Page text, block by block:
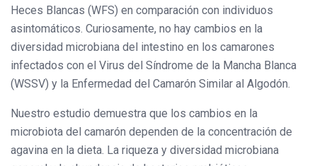
Heces Blancas (WFS) en comparación con individuos
asintomáticos. Curiosamente, no hay cambios en la
diversidad microbiana del intestino en los camarones
infectados con el Virus del Síndrome de la Mancha Blanca
(WSSV) y la Enfermedad del Camarón Similar al Algodón.
Nuestro estudio demuestra que los cambios en la
microbiota del camarón dependen de la concentración de
agavina en la dieta. La riqueza y diversidad microbiana